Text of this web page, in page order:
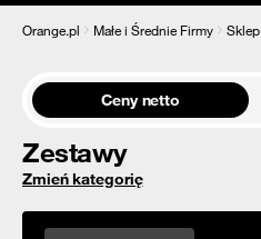
Orange.pl Małe i Średnie Firmy Sklep
Ceny netto
Zestawy
Zmień kategorię